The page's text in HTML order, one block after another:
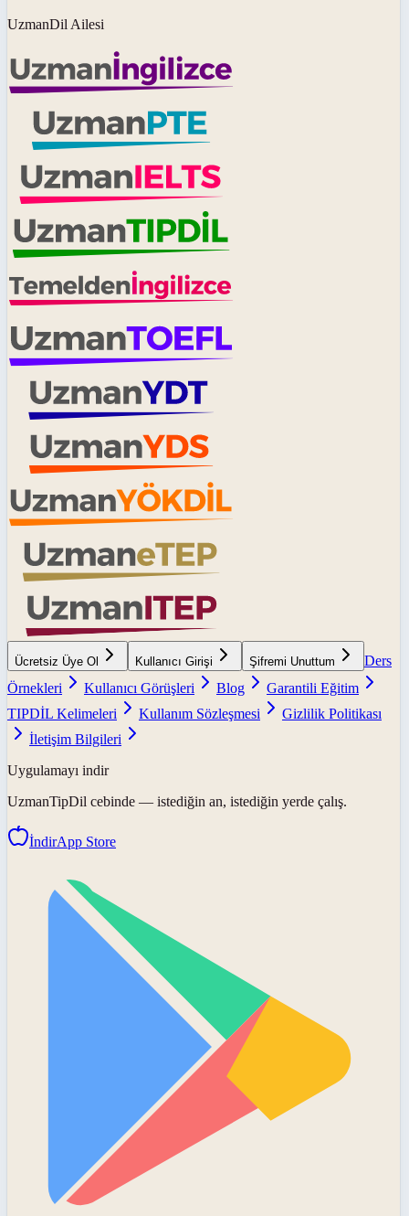
UzmanDil Ailesi
Ücretsiz Üye Ol Kullanıcı Girişi Şifremi Unuttum
Ders
Örnekleri
Kullanıcı Görüşleri Blog
Garantili Eğitim
TIPDİL Kelimeleri
Kullanım Sözleşmesi
Gizlilik Politikası
İletişim Bilgileri
Uygulamayı indir
UzmanTipDil cebinde — istediğin an, istediğin yerde çalış.
İndirApp Store